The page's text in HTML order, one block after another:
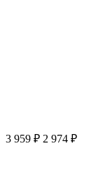
3 959 ₽ 2 974 ₽